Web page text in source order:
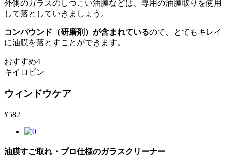
外側のガラスのしつこい油膜などは、専用の油膜取りを使用
して落としていきましょう。
コンパウンド（研磨剤）が含まれているので、とてもキレイ
に油膜を落とすことができます。
おすすめ4
キイロビン
ウィンドウケア
¥582
油膜すご取れ・プロ仕様のガラスクリーナー